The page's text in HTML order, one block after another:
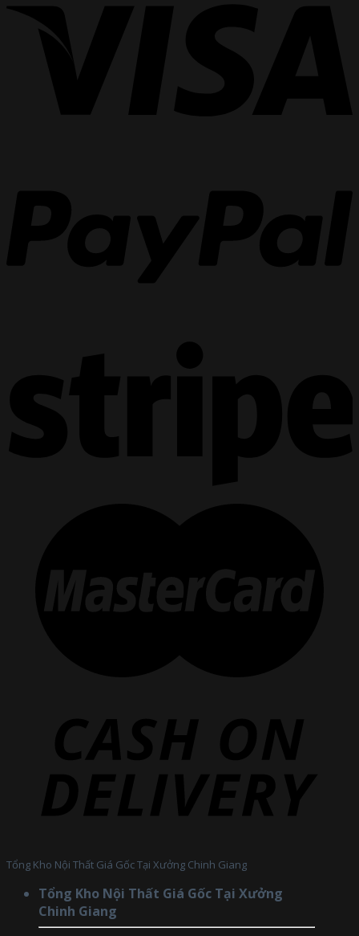
Tổng Kho Nội Thất Giá Gốc Tại Xưởng Chinh Giang
Tổng Kho Nội Thất Giá Gốc Tại Xưởng
Chinh Giang